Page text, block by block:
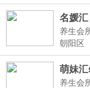
名媛汇
养生会
朝阳区
萌妹
养生会